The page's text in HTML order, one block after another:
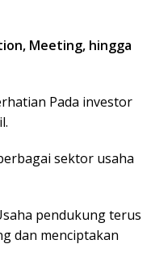
Meeting, hingga
Pada investor
sektor usaha
pendukung terus
dan menciptakan